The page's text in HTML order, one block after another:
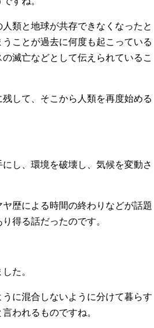
類と地球が共存できなくなったと
ことが過去に何度も起こっている
滅亡などとして伝えられているこ
して、そこから人類を再度始める
し、環境を破壊し、気候を変動さ
歴による時間の終わりなどが話題
得る話だったのです。
た。
に混合しないように分けて暮らす
われるものですね。